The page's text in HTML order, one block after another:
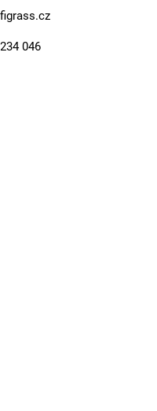
046